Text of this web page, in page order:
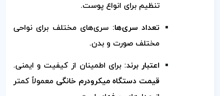
تنظیم برای انواع پوست.
تعداد سری‌ها: سری‌های مختلف برای نواحی
مختلف صورت و بدن.
اعتبار برند: برای اطمینان از کیفیت و ایمنی.
قیمت دستگاه میکرودرم خانگی معمولاً کمتر